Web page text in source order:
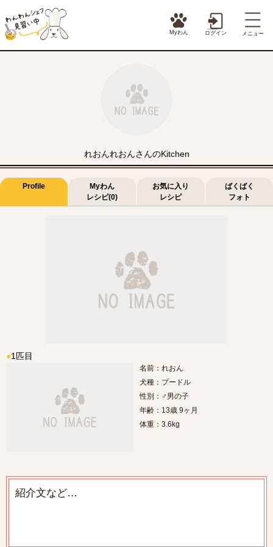
Myわん ログイン メニュー
れおんれおんさんのKitchen
Profile
Myわん
レシピ(0)
お気に入り
レシピ
ばくばく
フォト
●1匹目
名前：れおん
犬種：プードル
性別：♂男の子
年齢：13歳 9ヶ月
体重：3.6kg
紹介文など…